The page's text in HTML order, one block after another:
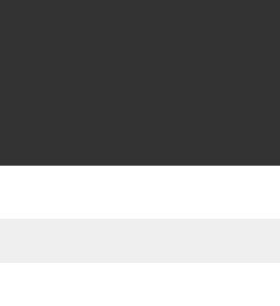
館